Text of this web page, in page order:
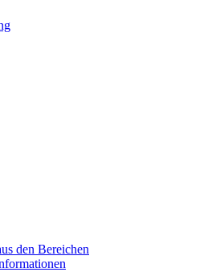
den Bereichen